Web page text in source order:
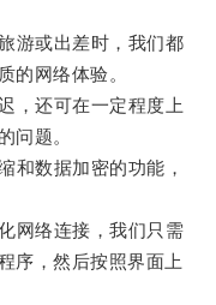
或出差时，我们都
的网络体验。
还可在一定程度上
问题。
数据加密的功能，
络连接，我们只需
序，然后按照界面上